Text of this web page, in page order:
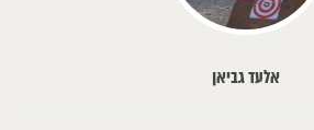
אלעד גביאן